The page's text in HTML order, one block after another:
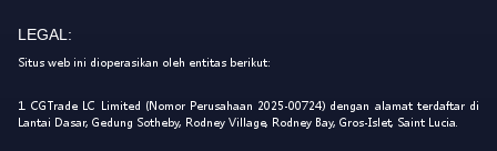
LEGAL:
Situs web ini dioperasikan oleh entitas berikut:
1. CGTrade LC Limited (Nomor Perusahaan 2025-00724) dengan alamat terdaftar di
Lantai Dasar, Gedung Sotheby, Rodney Village, Rodney Bay, Gros-Islet, Saint Lucia.